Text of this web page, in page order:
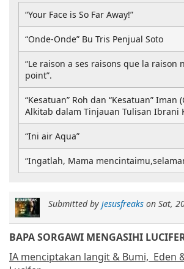
Submitted by jesusfreaks on Sat,
BAPA SORGAWI MENGASIHI
IA menciptakan langit & Bumi, Eden
“Your Face is So Far Away!”
“Onde-Onde” Bu Tris Penjual Soto
“Le raison a ses raisons que la raison
point”.
“Kesatuan” Roh dan “Kesatuan” Iman
Alkitab dalam Tinjauan Tulisan Ibrani
“Ini air Aqua”
“Ingatlah, Mama